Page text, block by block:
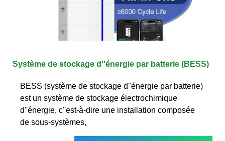
Système de stockage d''énergie par batterie (BESS)
BESS (système de stockage d''énergie par batterie)
est un système de stockage électrochimique
d''énergie, c''est-à-dire une installation composée
de sous-systèmes,